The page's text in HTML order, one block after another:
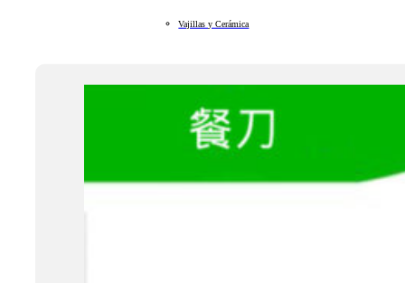
Vajillas y Cerámica